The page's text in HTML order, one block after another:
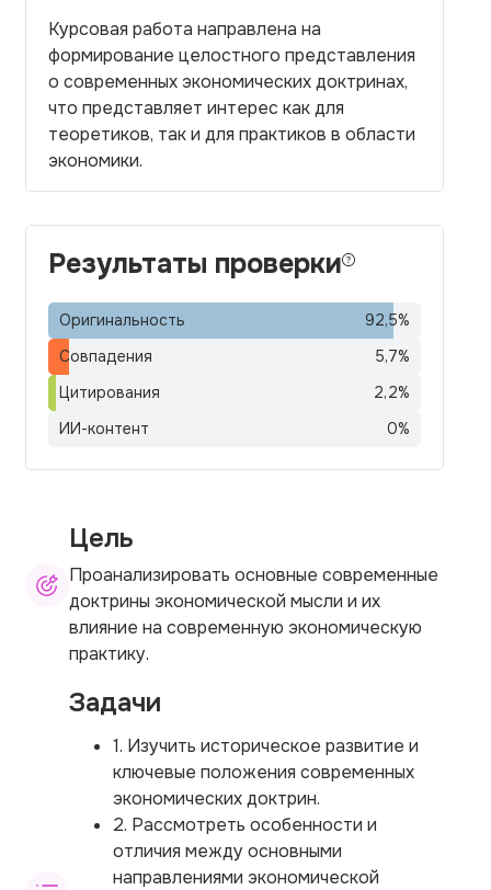
Курсовая работа направлена на
формирование целостного представления
о современных экономических доктринах,
что представляет интерес как для
теоретиков, так и для практиков в области
экономики.
Результаты проверки
Оригинальность 92,5%
Совпадения
5,7%
Цитирования
2,2%
ИИ-контент
0%
Цель
Проанализировать основные современные
доктрины экономической мысли и их
влияние на современную экономическую
практику.
Задачи
1. Изучить историческое развитие и
ключевые положения современных
экономических доктрин.
2. Рассмотреть особенности и
отличия между основными
направлениями экономической